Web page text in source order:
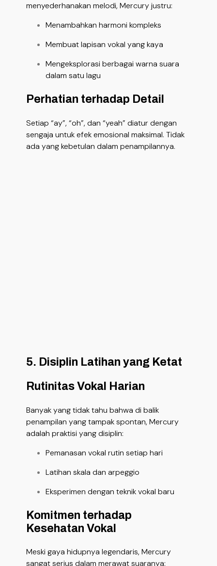
menyederhanakan melodi, Mercury justru:
Menambahkan harmoni kompleks
Membuat lapisan vokal yang kaya
Mengeksplorasi berbagai warna suara
dalam satu lagu
Perhatian terhadap Detail
Setiap “ay”, “oh”, dan “yeah” diatur dengan
sengaja untuk efek emosional maksimal. Tidak
ada yang kebetulan dalam penampilannya.
5. Disiplin Latihan yang Ketat
Rutinitas Vokal Harian
Banyak yang tidak tahu bahwa di balik
penampilan yang tampak spontan, Mercury
adalah praktisi yang disiplin:
Pemanasan vokal rutin setiap hari
Latihan skala dan arpeggio
Eksperimen dengan teknik vokal baru
Komitmen terhadap
Kesehatan Vokal
Meski gaya hidupnya legendaris, Mercury
sangat serius dalam merawat suaranya: